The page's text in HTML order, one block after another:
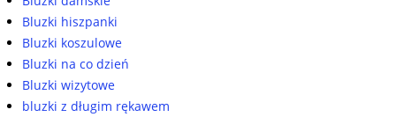
Bluzki hiszpanki
Bluzki koszulowe
Bluzki na co dzień
Bluzki wizytowe
bluzki z długim rękawem